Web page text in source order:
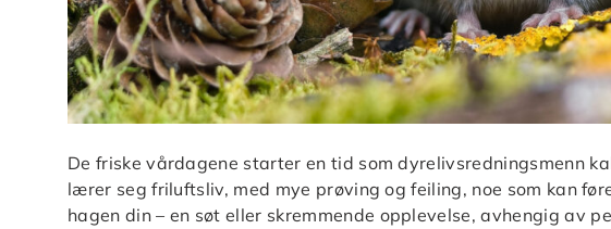
De friske vårdagene starter en tid som dyrelivsredningsmenn
lærer seg friluftsliv, med mye prøving og feiling, noe som kan
hagen din – en søt eller skremmende opplevelse, avhengig av